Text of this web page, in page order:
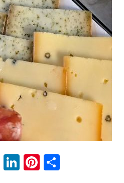
Twitter
LinkedIn
Pinterest